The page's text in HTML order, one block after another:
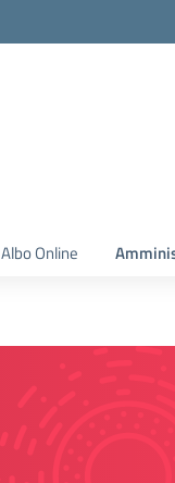
Albo Online